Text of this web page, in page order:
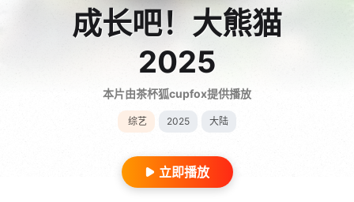
成长吧！大熊猫
2025
本片由茶杯狐cupfox提供播放
综艺 2025 大陆
立即播放